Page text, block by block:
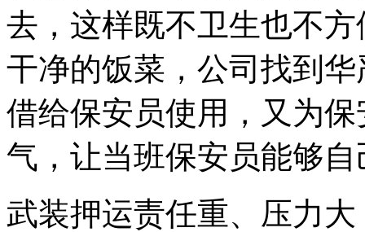
去，这样既不卫生也不
干净的饭菜，公司找到
借给保安员使用，又为
气，让当班保安员能够
武装押运责任重、压力